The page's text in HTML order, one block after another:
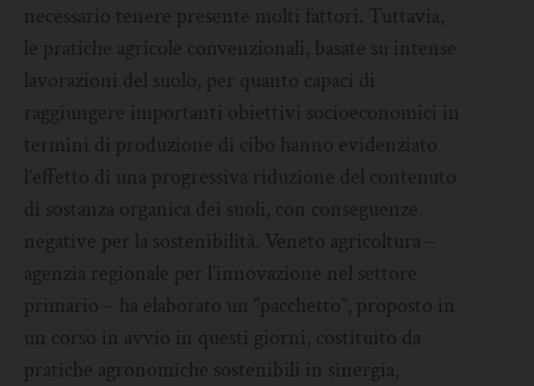
necessario tenere presente molti fattori. Tuttavia,
le pratiche agricole convenzionali, basate su intense
lavorazioni del suolo, per quanto capaci di
raggiungere importanti obiettivi socioeconomici in
termini di produzione di cibo hanno evidenziato
l’effetto di una progressiva riduzione del contenuto
di sostanza organica dei suoli, con conseguenze
negative per la sostenibilità. Veneto agricoltura –
agenzia regionale per l’innovazione nel settore
primario – ha elaborato un “pacchetto”, proposto in
un corso in avvio in questi giorni, costituito da
pratiche agronomiche sostenibili in sinergia,